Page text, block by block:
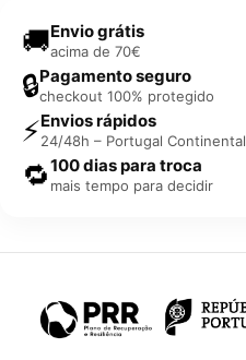
🚚Envio grátis
acima de 70€
🔒Pagamento seguro
checkout 100% protegido
⚡Envios rápidos
24/48h – Portugal Continental
🔁100 dias para troca
mais tempo para decidir